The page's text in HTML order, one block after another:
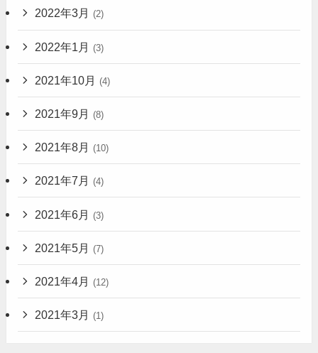
2022年3月 (2)
2022年1月 (3)
2021年10月 (4)
2021年9月 (8)
2021年8月 (10)
2021年7月 (4)
2021年6月 (3)
2021年5月 (7)
2021年4月 (12)
2021年3月 (1)